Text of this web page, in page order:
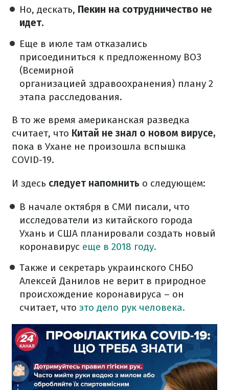
Но, дескать, Пекин на сотрудничество не
идет.
Еще в июле там отказались
присоединиться к предложенному ВОЗ
(Всемирной
организацией здравоохранения) плану 2
этапа расследования.
В то же время американская разведка
считает, что Китай не знал о новом вирусе,
пока в Ухане не произошла вспышка
COVID-19.
И здесь следует напомнить о следующем:
В начале октября в СМИ писали, что
исследователи из китайского города
Ухань и США планировали создать новый
коронавирус еще в 2018 году.
Также и секретарь украинского СНБО
Алексей Данилов не верит в природное
происхождение коронавируса – он
считает, что это дело рук человека.